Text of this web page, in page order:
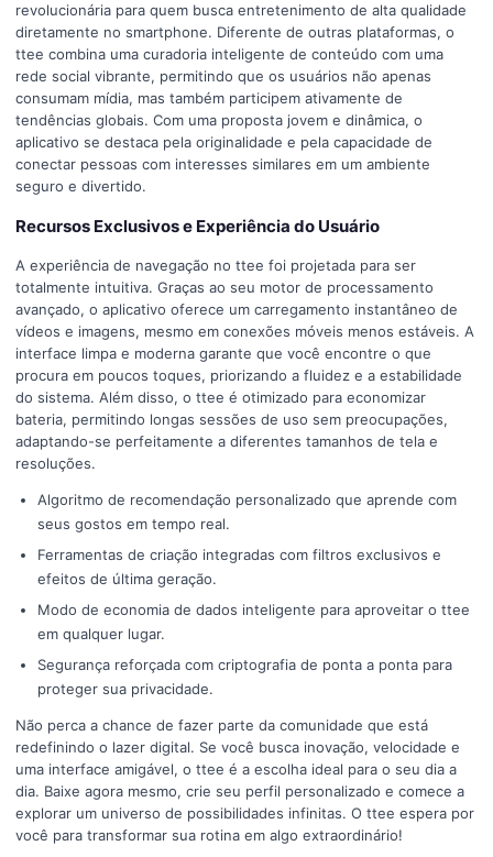
revolucionária para quem busca entretenimento de alta qualidade
diretamente no smartphone. Diferente de outras plataformas, o
ttee combina uma curadoria inteligente de conteúdo com uma
rede social vibrante, permitindo que os usuários não apenas
consumam mídia, mas também participem ativamente de
tendências globais. Com uma proposta jovem e dinâmica, o
aplicativo se destaca pela originalidade e pela capacidade de
conectar pessoas com interesses similares em um ambiente
seguro e divertido.
Recursos Exclusivos e Experiência do Usuário
A experiência de navegação no ttee foi projetada para ser
totalmente intuitiva. Graças ao seu motor de processamento
avançado, o aplicativo oferece um carregamento instantâneo de
vídeos e imagens, mesmo em conexões móveis menos estáveis. A
interface limpa e moderna garante que você encontre o que
procura em poucos toques, priorizando a fluidez e a estabilidade
do sistema. Além disso, o ttee é otimizado para economizar
bateria, permitindo longas sessões de uso sem preocupações,
adaptando-se perfeitamente a diferentes tamanhos de tela e
resoluções.
Algoritmo de recomendação personalizado que aprende com
seus gostos em tempo real.
Ferramentas de criação integradas com filtros exclusivos e
efeitos de última geração.
Modo de economia de dados inteligente para aproveitar o ttee
em qualquer lugar.
Segurança reforçada com criptografia de ponta a ponta para
proteger sua privacidade.
Não perca a chance de fazer parte da comunidade que está
redefinindo o lazer digital. Se você busca inovação, velocidade e
uma interface amigável, o ttee é a escolha ideal para o seu dia a
dia. Baixe agora mesmo, crie seu perfil personalizado e comece a
explorar um universo de possibilidades infinitas. O ttee espera por
você para transformar sua rotina em algo extraordinário!